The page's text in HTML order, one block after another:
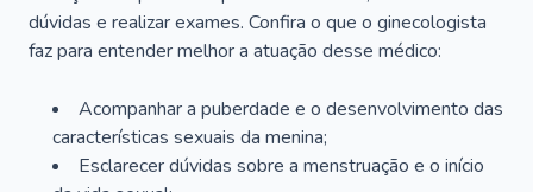
dúvidas e realizar exames. Confira o que o ginecologista
faz para entender melhor a atuação desse médico:
Acompanhar a puberdade e o desenvolvimento das
características sexuais da menina;
Esclarecer dúvidas sobre a menstruação e o início